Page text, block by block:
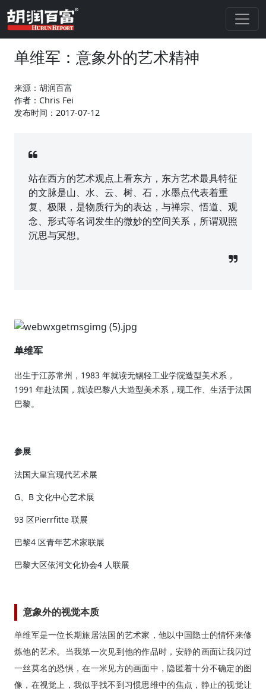
单维军：意象外的艺术精神
来源：胡润百富
作者：Chris Fei
发布时间：2017-07-12
站在西方的艺术观点上看东方，东方艺术最具特征
的文脉是山、水、云、树、石，水墨点代表着重
复、极限，是物质行为的表达，与禅宗、悟道、观
念、形式等名词发生的微妙的空间关系，所谓观照
沉思与冥想。
单维军
出生于江苏常州，1983 年就读无锡轻工业学院造型美术系，
1991 年赴法国，就读巴黎八大造型美术系，现工作、生活于法国
巴黎。
参展
法国大皇宫现代艺术展
G、B 文化中心艺术展
93 区Pierrfitte 联展
巴黎4 区青年艺术家联展
巴黎大区依河文化协会4 人联展
意象外的视觉本质
单维军是一位长期旅居法国的艺术家，他以中国隐士的情怀来修
炼他的艺术。当我第一次见到他的作品时，安静的画面让我闪过
一丝莫名的恐惧，在一米见方的画面中，隐匿着十分不确定的图
像，在视觉上，我似乎找不到习惯思维中的焦点，静止的视觉让